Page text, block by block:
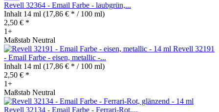
Revell 32364 - Email Farbe - laubgrün,...
Inhalt 14 ml (17,86 € * / 100 ml)
2,50 € *
1+
Maßstab Neutral
Revell 32191
- Email Farbe - eisen, metallic -...
Inhalt 14 ml (17,86 € * / 100 ml)
2,50 € *
1+
Maßstab Neutral
Revell 32134 - Email Farbe - Ferrari-Rot,...